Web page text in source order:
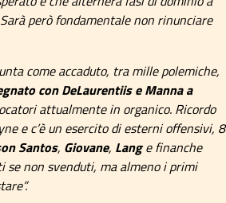
però fondamentale non rinunciare
come accaduto, tra mille polemiche,
con DeLaurentiis e Manna a
attualmente in organico. Ricordo
e c’è un esercito di esterni offensivi, 8
Santos, Giovane, Lange finanche
se non svenduti, ma almeno i primi